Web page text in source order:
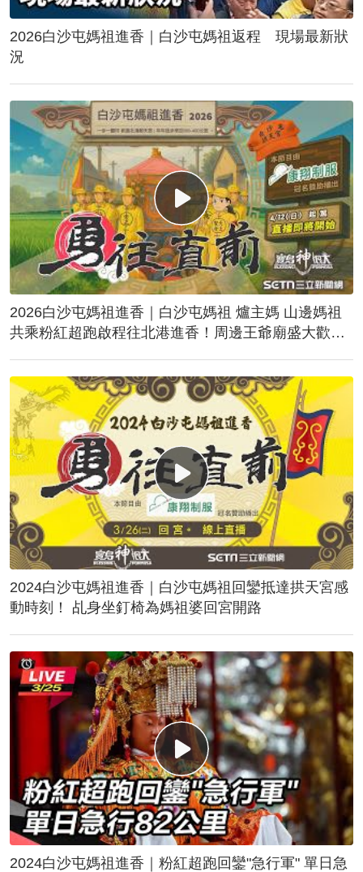
2026白沙屯媽祖進香｜白沙屯媽祖返程 現場最新狀
況
2026白沙屯媽祖進香｜白沙屯媽祖 爐主媽 山邊媽祖
共乘粉紅超跑啟程往北港進香！周邊王爺廟盛大歡
2024白沙屯媽祖進香｜白沙屯媽祖回鑾抵達拱天宮感
動時刻！ 乩身坐釘椅為媽祖婆回宮開路
2024白沙屯媽祖進香｜粉紅超跑回鑾"急行軍" 單日急